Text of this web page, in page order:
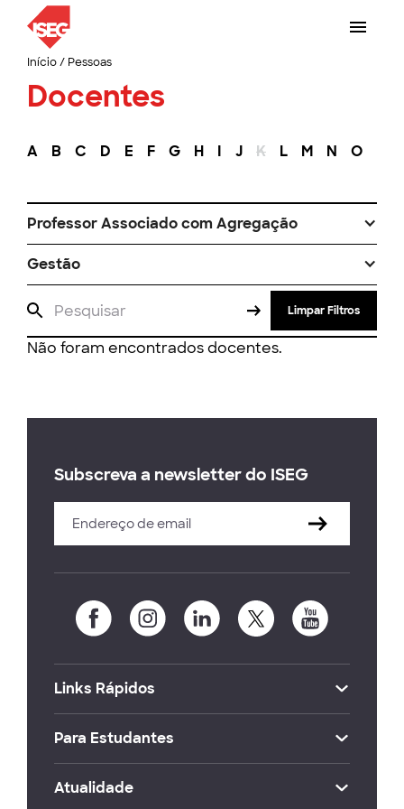
Início/ Pessoas
Docentes
A B C D E F G H I J K L M N O
Professor Associado com Agregação
Gestão
Limpar Filtros
Não foram encontrados docentes.
Subscreva a newsletter do ISEG
Links Rápidos
Para Estudantes
Atualidade